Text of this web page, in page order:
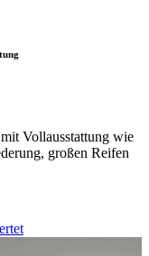
Vollausstattung wie
großen Reifen